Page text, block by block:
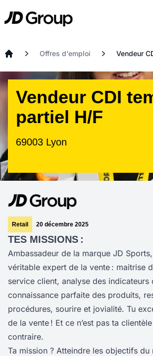
JD
Offres d'emploi Vendeur
Vendeur CDI
partiel H/F
69003 Lyon
Retail 20 décembre 2025
TES MISSIONS :
Ambassadeur de la marque JD
véritable expert de la vente : maitrise
service client, analyse des indicateurs
connaissance parfaite des produits,
procédures, sourire et jovialité. Tu
de la vente ! Et ce n’est pas ta
contraire.
Ta mission ? Atteindre les objectifs du